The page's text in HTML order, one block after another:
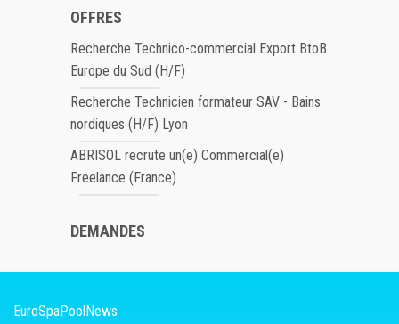
OFFRES
Recherche Technico-commercial Export BtoB
Europe du Sud (H/F)
Recherche Technicien formateur SAV - Bains
nordiques (H/F) Lyon
ABRISOL recrute un(e) Commercial(e)
Freelance (France)
DEMANDES
EuroSpaPoolNews